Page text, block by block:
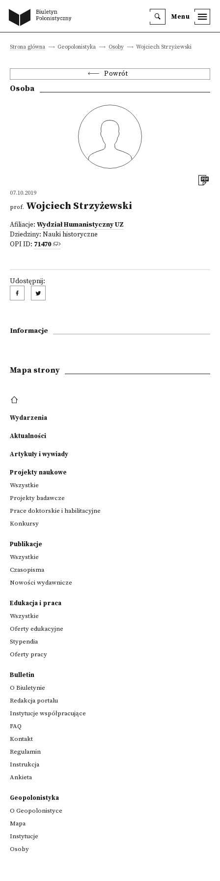
Menu
Strona główna Geopolonistyka Osoby Wojciech Strzyżewski
Powrót
Osoba
07.10.2019
prof. Wojciech Strzyżewski
Afiliacje: Wydział Humanistyczny UZ
Dziedziny: Nauki historyczne
OPI ID: 71470
Udostępnij:
Informacje
Mapa strony
Wydarzenia
Aktualności
Artykuły i wywiady
Projekty naukowe
Wszystkie
Projekty badawcze
Prace doktorskie i habilitacyjne
Konkursy
Publikacje
Wszystkie
Czasopisma
Nowości wydawnicze
Edukacja i praca
Wszystkie
Oferty edukacyjne
Stypendia
Oferty pracy
Bulletin
O Biuletynie
Redakcja portalu
Instytucje współpracujące
FAQ
Kontakt
Regulamin
Instrukcja
Ankieta
Geopolonistyka
O Geopolonistyce
Mapa
Instytucje
Osoby